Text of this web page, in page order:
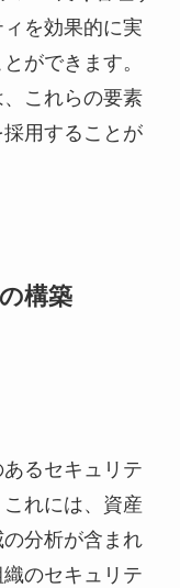
を効果的に実
ができます。
これらの要素
用することが
構築
るセキュリテ
れには、資産
分析が含まれ
のセキュリテ